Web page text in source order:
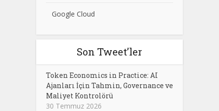
Google Cloud
Son Tweet’ler
Token Economics in Practice: AI
Ajanları İçin Tahmin, Governance ve
Maliyet Kontrolörü
30 Temmuz 2026